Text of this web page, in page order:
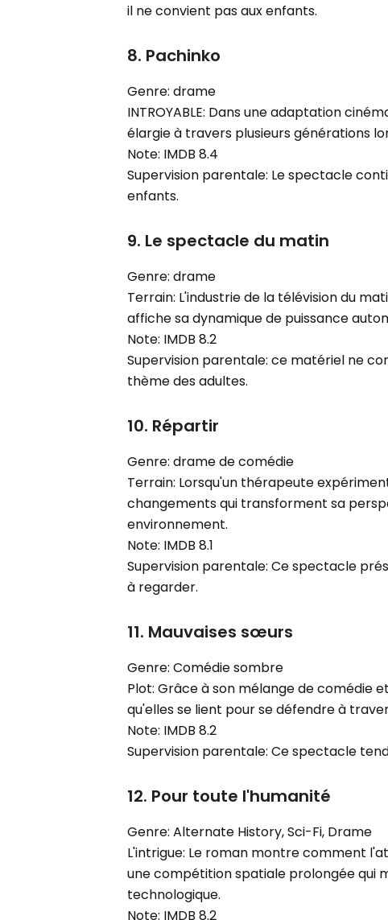
il ne convient pas aux enfants.
8. Pachinko
Genre: drame
INTROYABLE: Dans une adaptation
élargie à travers plusieurs générations
Note: IMDB 8.4
Supervision parentale: Le spectacle
enfants.
9. Le spectacle du matin
Genre: drame
Terrain: L'industrie de la télévision du
affiche sa dynamique de puissance
Note: IMDB 8.2
Supervision parentale: ce matériel ne
thème des adultes.
10. Répartir
Genre: drame de comédie
Terrain: Lorsqu'un thérapeute
changements qui transforment sa
environnement.
Note: IMDB 8.1
Supervision parentale: Ce spectacle
à regarder.
11. Mauvaises sœurs
Genre: Comédie sombre
Plot: Grâce à son mélange de comédie
qu'elles se lient pour se défendre à
Note: IMDB 8.2
Supervision parentale: Ce spectacle
12. Pour toute l'humanité
Genre: Alternate History, Sci-Fi, Drame
L'intrigue: Le roman montre comment
une compétition spatiale prolongée qui
technologique.
Note: IMDB 8.2